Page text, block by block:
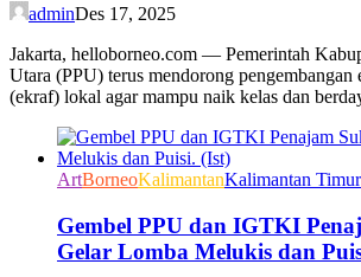
adminDes 17, 2025
Jakarta, helloborneo.com — Pemerintah
Utara (PPU) terus mendorong
(ekraf) lokal agar mampu naik kelas dan
ArtBorneoKalimantanKalimantan Timur
Gembel PPU dan IGTKI
Gelar Lomba Melukis dan